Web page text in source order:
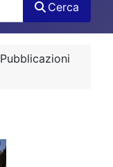
Cerca
Pubblicazioni